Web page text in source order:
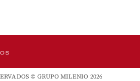
© GRUPO MILENIO 2026